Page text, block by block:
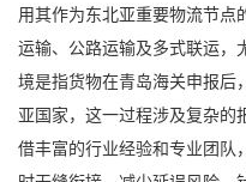
用其作为东北亚重要物流节
运输、公路运输及多式联运，
境是指货物在青岛海关申报后
亚国家，这一过程涉及复杂
借丰富的行业经验和专业团队